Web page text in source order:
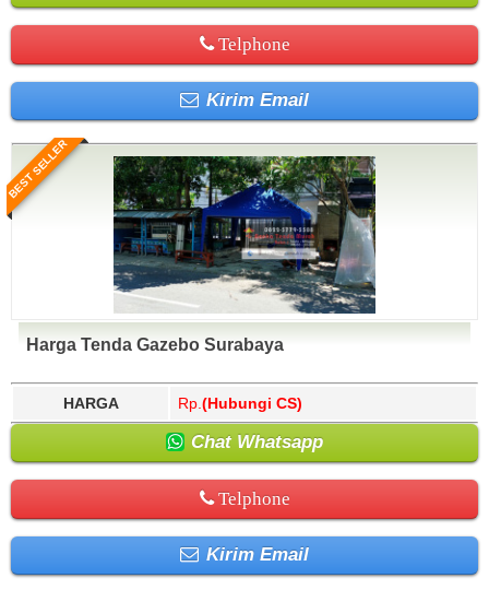
Telphone
Kirim Email
BEST SELLER
Harga Tenda Gazebo Surabaya
HARGA Rp. (Hubungi CS)
Chat Whatsapp
Telphone
Kirim Email